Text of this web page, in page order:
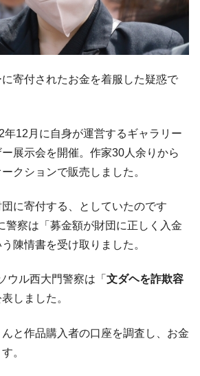
日本円】ウォン安が急進！ 日米の協調
みしたのでは。
府『BYD』車への補助金を全廃 ⇒ 実
勢力」
府「2035年までに18.4GW規模のAIデ
だから無理だってば。
『国民年金公団』株価暴落で200兆蒸
府「ニセＫ-ブランドを通報しようキ
名物教授も登場！
鋼最大手『POSCO』ズブズブ沈む。
寄付されたお金を着服した疑惑で
年12月に自身が運営するギャラリー
展示会を開催。作家30人余りから
クションで販売しました。
に寄付する、としていたのです
察は「募金額が財団に正しく入金
陳情書を受け取りました。
ウル西大門警察は「 文ダヘを詐欺容
表しました。
と作品購入者の口座を調査し、お金
。